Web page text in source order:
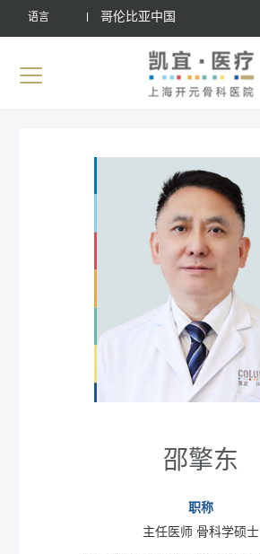
语言 哥伦比亚中国
邵擎东
职称
主任医师 骨科学硕士